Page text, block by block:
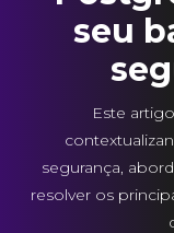
seu
Este
segurança,
resolver os